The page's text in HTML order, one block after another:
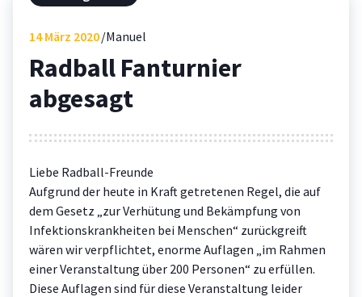
14März 2020 Manuel
Radball Fanturnier
abgesagt
Liebe Radball-Freunde
Aufgrund der heute in Kraft getretenen Regel, die auf
dem Gesetz „zur Verhütung und Bekämpfung von
Infektionskrankheiten bei Menschen“ zurückgreift
wären wir verpflichtet, enorme Auflagen „im Rahmen
einer Veranstaltung über 200 Personen“ zu erfüllen.
Diese Auflagen sind für diese Veranstaltung leider